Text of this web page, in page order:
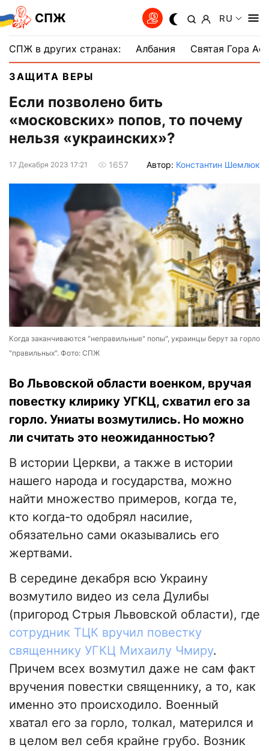
СПЖ RU
СПЖ в других странах: Албания Святая Гора
ЗАЩИТА ВЕРЫ
Если позволено бить
«московских» попов, то почему
нельзя «украинских»?
17 Декабря 2023 17:21 1657 Автор: Константин Шемлюк
Когда заканчиваются "неправильные" попы", украинцы берут за горло
"правильных". Фото: СПЖ
Во Львовской области военком, вручая
повестку клирику УГКЦ, схватил его за
горло. Униаты возмутились. Но можно
ли считать это неожиданностью?
В истории Церкви, а также в истории
нашего народа и государства, можно
найти множество примеров, когда те,
кто когда-то одобрял насилие,
обязательно сами оказывались его
жертвами.
В середине декабря всю Украину
возмутило видео из села Дулибы
(пригород Стрыя Львовской области), где
сотрудник ТЦК вручил повестку
священнику УГКЦ Михаилу Чмиру.
Причем всех возмутил даже не сам факт
вручения повестки священнику, а то, как
именно это происходило. Военный
хватал его за горло, толкал, матерился и
в целом вел себя крайне грубо. Возник